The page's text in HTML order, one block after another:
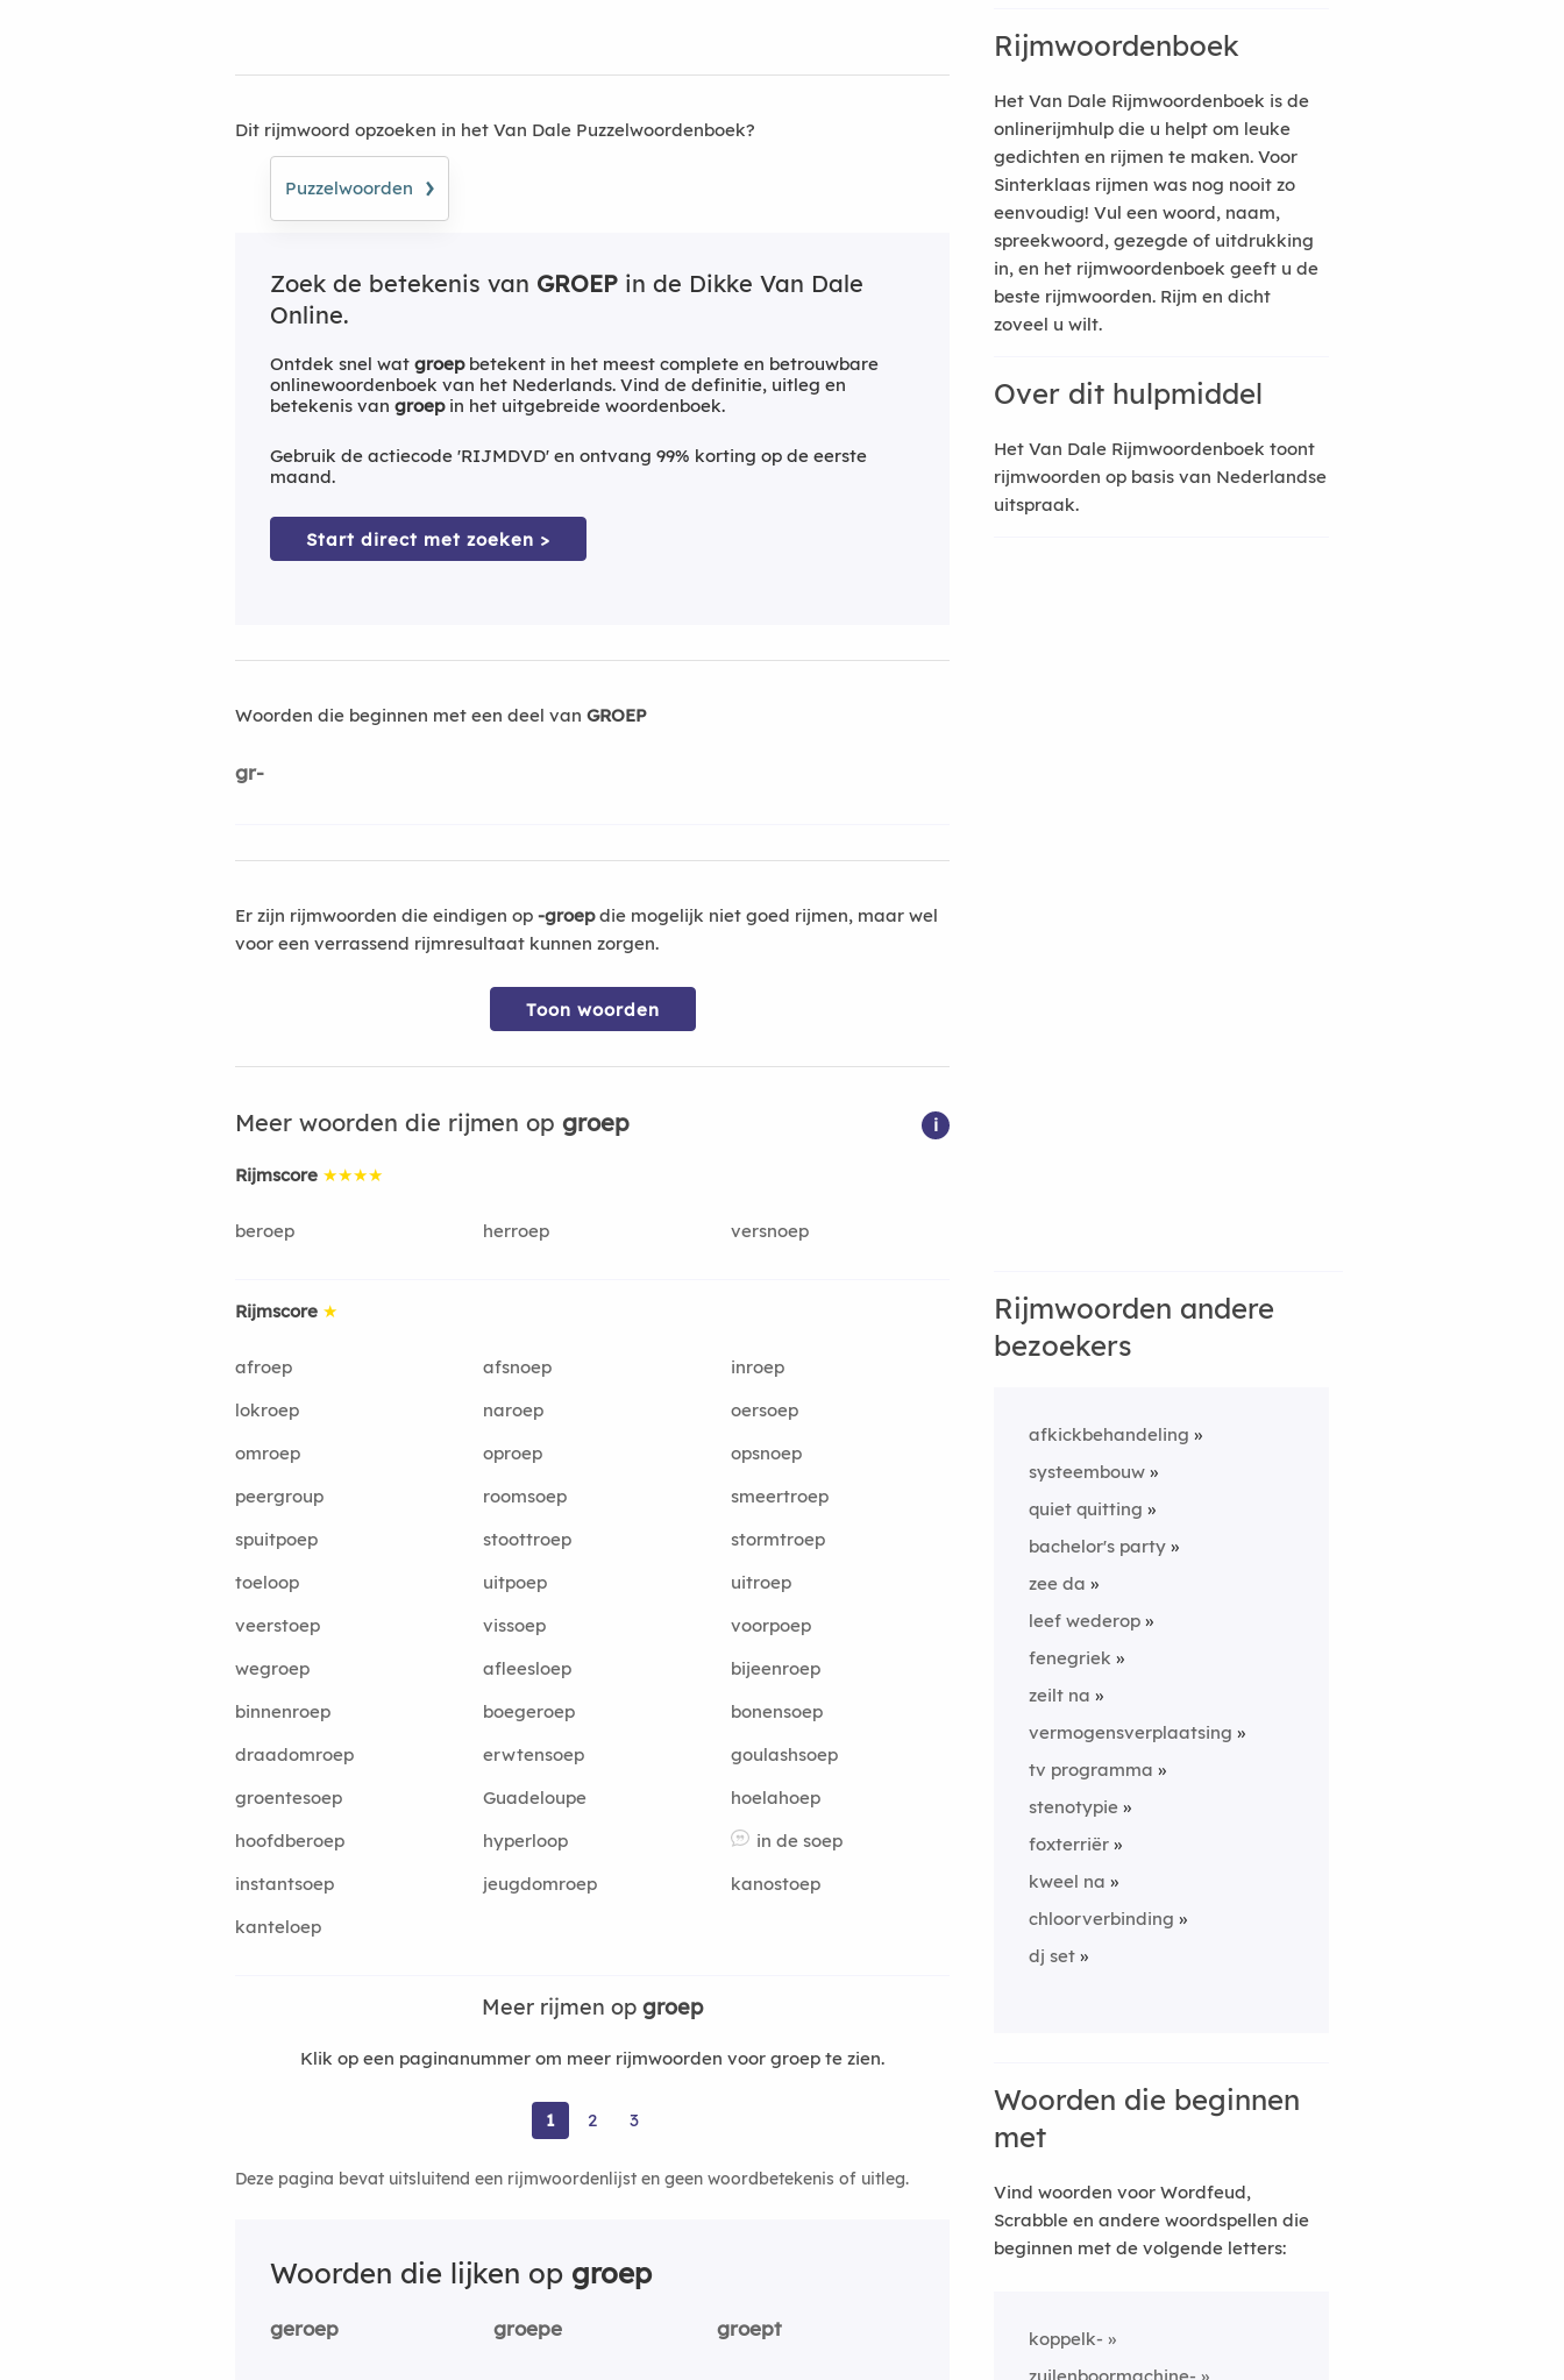
Dit rijmwoord opzoeken in het Van Dale Puzzelwoordenboek?
Puzzelwoorden ›
Zoek de betekenis van GROEP in de Dikke Van Dale
Online.
Ontdek snel wat groepbetekent in het meest complete en betrouwbare
onlinewoordenboek van het Nederlands. Vind de definitie, uitleg en
betekenis van groepin het uitgebreide woordenboek.
Gebruik de actiecode 'RIJMDVD' en ontvang 99% korting op de eerste
maand.
Start direct met zoeken >
Woorden die beginnen met een deel van GROEP
gr-
Er zijn rijmwoorden die eindigen op -groepdie mogelijk niet goed rijmen, maar wel
voor een verrassend rijmresultaat kunnen zorgen.
Toon woorden
Meer woorden die rijmen op groep i
Rijmscore ★★★★
beroep herroep versnoep
Rijmscore ★
afroep afsnoep
inroep
lokroep
naroep
oersoep
omroep
oproep
opsnoep
peergroup
roomsoep
smeertroep
spuitpoep
stoottroep
stormtroep
toeloop
uitpoep
uitroep
veerstoep
vissoep
voorpoep
wegroep
afleesloep
bijeenroep
binnenroep
boegeroep
bonensoep
draadomroep
erwtensoep
goulashsoep
groentesoep
Guadeloupe
hoelahoep
hoofdberoep
hyperloop
in de soep
instantsoep
jeugdomroep
kanostoep
kanteloep
Meer rijmen opgroep
Klik op een paginanummer om meer rijmwoorden voor groep te zien.
1 2 3
Deze pagina bevat uitsluitend een rijmwoordenlijst en geen woordbetekenis of uitleg.
Woorden die lijken op groep
geroep groepe groept
Rijmwoordenboek
Het Van Dale Rijmwoordenboek is de
onlinerijmhulp die u helpt om leuke
gedichten en rijmen te maken. Voor
Sinterklaas rijmen was nog nooit zo
eenvoudig! Vul een woord, naam,
spreekwoord, gezegde of uitdrukking
in, en het rijmwoordenboek geeft u de
beste rijmwoorden. Rijm en dicht
zoveel u wilt.
Over dit hulpmiddel
Het Van Dale Rijmwoordenboek toont
rijmwoorden op basis van Nederlandse
uitspraak.
Rijmwoorden andere
bezoekers
afkickbehandeling
systeembouw
quiet quitting
bachelor's party
zee da
leef wederop
fenegriek
zeilt na
vermogensverplaatsing
tv programma
stenotypie
foxterriër
kweel na
chloorverbinding
dj set
Woorden die beginnen
met
Vind woorden voor Wordfeud,
Scrabble en andere woordspellen die
beginnen met de volgende letters:
koppelk-